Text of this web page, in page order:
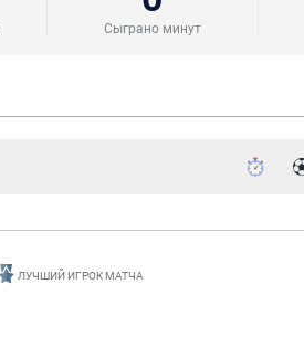
Сыграно минут
ЛУЧШИЙ ИГРОК МАТЧА